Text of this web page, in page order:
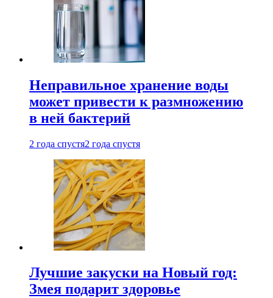
Неправильное хранение воды
может привести к размножению
в ней бактерий
2 года спустя2 года спустя
Лучшие закуски на Новый год:
Змея подарит здоровье